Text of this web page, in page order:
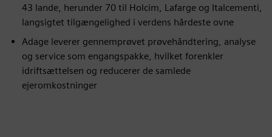
43 lande, herunder 70 til Holcim, Lafarge og Italcementi,
langsigtet tilgængelighed i verdens hårdeste ovne
Adage leverer gennemprøvet prøvehåndtering, analyse
og service som engangspakke, hvilket forenkler
idriftsættelsen og reducerer de samlede
ejeromkostninger